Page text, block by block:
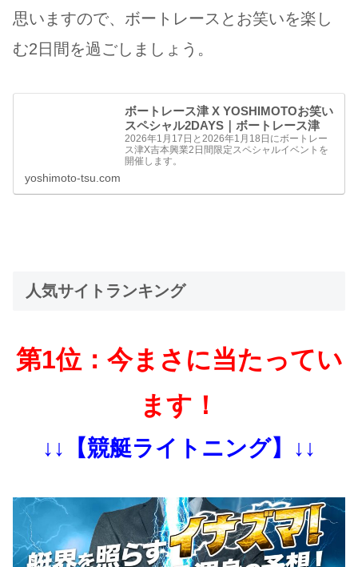
思いますので、ボートレースとお笑いを楽し
む2日間を過ごしましょう。
ボートレース津 X YOSHIMOTOお笑い
スペシャル2DAYS｜ボートレース津
2026年1月17日と2026年1月18日にボートレー
ス津X吉本興業2日間限定スペシャルイベントを
開催します。
yoshimoto-tsu.com
人気サイトランキング
第1位：今まさに当たってい
ます！
↓↓【競艇ライトニング】↓↓